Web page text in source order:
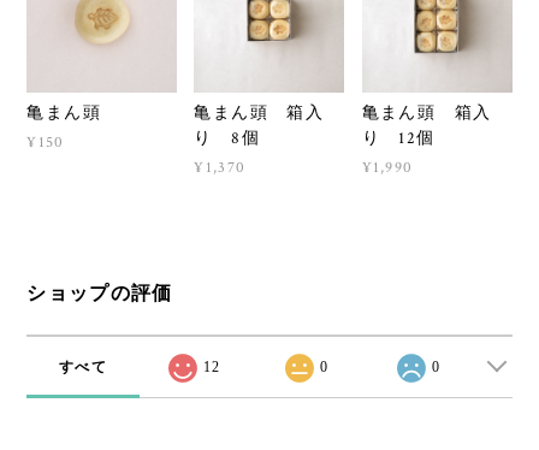
亀まん頭
¥150
亀まん頭 箱入
り 8個
¥1,370
亀まん頭 箱入
り 12個
¥1,990
ショップの評価
すべて 12 0 0